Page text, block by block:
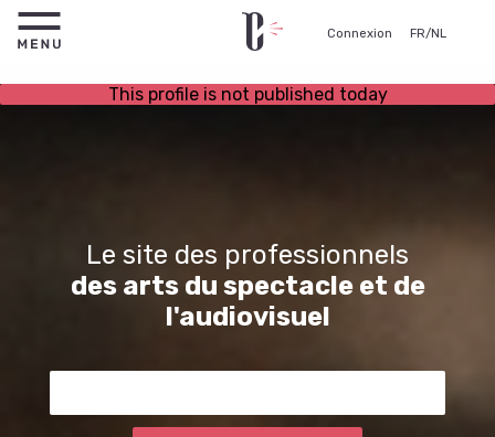
Connexion FR/NL
This profile is not published today
Le site des professionnels
des arts du spectacle et de
l'audiovisuel